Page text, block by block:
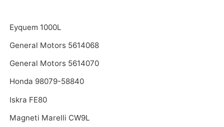
Eyquem 1000L
General Motors 5614068
General Motors 5614070
Honda 98079-58840
Iskra FE80
Magneti Marelli CW9L